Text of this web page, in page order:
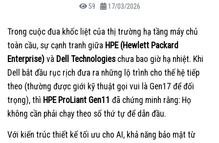
59 17/03/2026
Trong cuộc đua khốc liệt của thị trường hạ tầng máy chủ
toàn cầu, sự cạnh tranh giữa HPE (Hewlett Packard
Enterprise) và Dell Technologieschưa bao giờ hạ nhiệt. Khi
Dell bắt đầu rục rịch đưa ra những lộ trình cho thế hệ tiếp
theo (thường được giới kỹ thuật gọi vui là Gen17 để đối
trọng), thì HPE ProLiant Gen11 đã chứng minh rằng: Họ
không cần phải chạy theo số thứ tự để dẫn đầu.
Với kiến trúc thiết kế tối ưu cho AI, khả năng bảo mật từ